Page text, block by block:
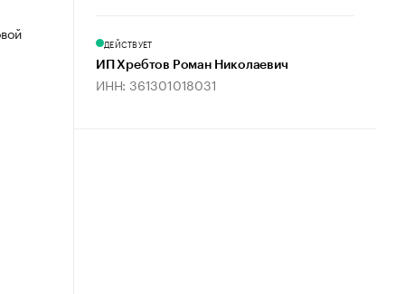
ДЕЙСТВУЕТ
ИП Хребтов Роман Николаевич
ИНН: 361301018031